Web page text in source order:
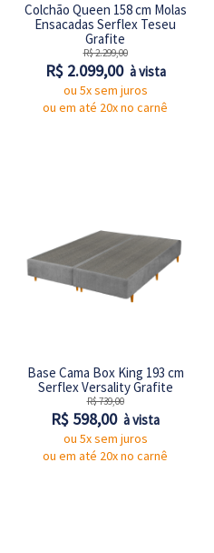
Colchão Queen 158 cm Molas
Ensacadas Serflex Teseu
Grafite
R$ 2.299,00
R$ 2.099,00 à vista
ou 5x sem juros
ou em até 20x no carnê
Base Cama Box King 193 cm
Serflex Versality Grafite
R$ 739,00
R$ 598,00 à vista
ou 5x sem juros
ou em até 20x no carnê